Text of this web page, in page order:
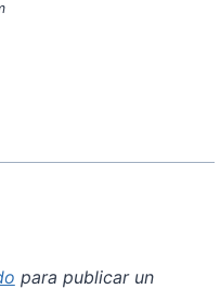
para publicar un